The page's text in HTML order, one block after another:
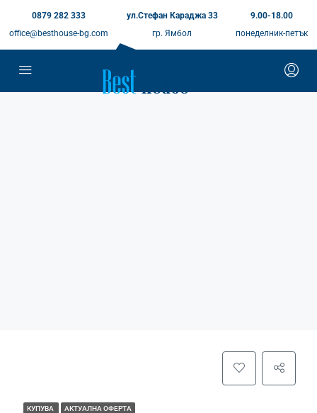
0879 282 333
office@besthouse-bg.com
ул.Стефан Караджа 33
гр. Ямбол
9.00-18.00
понеделник-петък
КУПУВА АКТУАЛНА ОФЕРТА